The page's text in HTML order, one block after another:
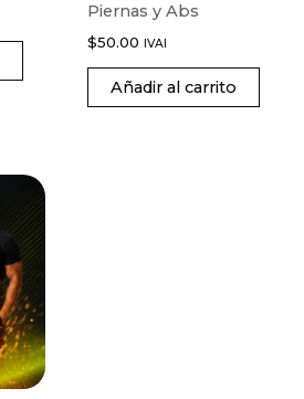
Piernas y Abs
$50.00 IVAI
Añadir al carrito